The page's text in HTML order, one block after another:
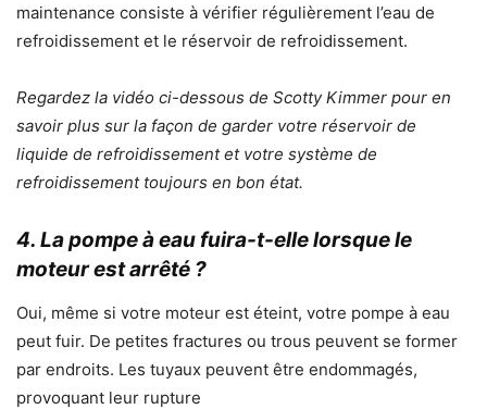
maintenance consiste à vérifier régulièrement l’eau de
refroidissement et le réservoir de refroidissement.
Regardez la vidéo ci-dessous de Scotty Kimmer pour en
savoir plus sur la façon de garder votre réservoir de
liquide de refroidissement et votre système de
refroidissement toujours en bon état.
4. La pompe à eau fuira-t-elle lorsque le
moteur est arrêté ?
Oui, même si votre moteur est éteint, votre pompe à eau
peut fuir. De petites fractures ou trous peuvent se former
par endroits. Les tuyaux peuvent être endommagés,
provoquant leur rupture